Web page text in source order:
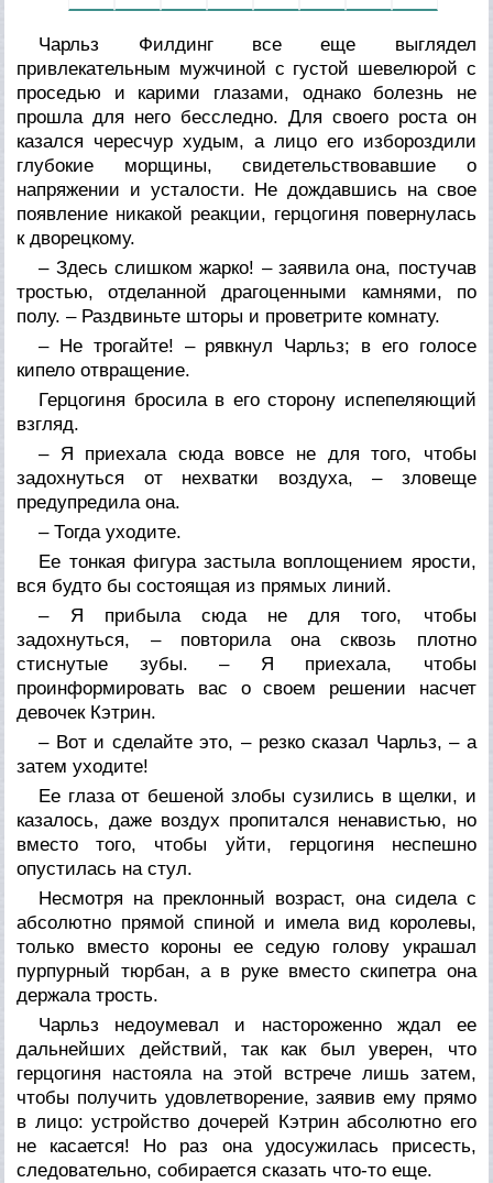
Чарльз Филдинг все еще выглядел
привлекательным мужчиной с густой шевелюрой с
проседью и карими глазами, однако болезнь не
прошла для него бесследно. Для своего роста он
казался чересчур худым, а лицо его избороздили
глубокие морщины, свидетельствовавшие о
напряжении и усталости. Не дождавшись на свое
появление никакой реакции, герцогиня повернулась
к дворецкому.
– Здесь слишком жарко! – заявила она, постучав
тростью, отделанной драгоценными камнями, по
полу. – Раздвиньте шторы и проветрите комнату.
– Не трогайте! – рявкнул Чарльз; в его голосе
кипело отвращение.
Герцогиня бросила в его сторону испепеляющий
взгляд.
– Я приехала сюда вовсе не для того, чтобы
задохнуться от нехватки воздуха, – зловеще
предупредила она.
– Тогда уходите.
Ее тонкая фигура застыла воплощением ярости,
вся будто бы состоящая из прямых линий.
– Я прибыла сюда не для того, чтобы
задохнуться, – повторила она сквозь плотно
стиснутые зубы. – Я приехала, чтобы
проинформировать вас о своем решении насчет
девочек Кэтрин.
– Вот и сделайте это, – резко сказал Чарльз, – а
затем уходите!
Ее глаза от бешеной злобы сузились в щелки, и
казалось, даже воздух пропитался ненавистью, но
вместо того, чтобы уйти, герцогиня неспешно
опустилась на стул.
Несмотря на преклонный возраст, она сидела с
абсолютно прямой спиной и имела вид королевы,
только вместо короны ее седую голову украшал
пурпурный тюрбан, а в руке вместо скипетра она
держала трость.
Чарльз недоумевал и настороженно ждал ее
дальнейших действий, так как был уверен, что
герцогиня настояла на этой встрече лишь затем,
чтобы получить удовлетворение, заявив ему прямо
в лицо: устройство дочерей Кэтрин абсолютно его
не касается! Но раз она удосужилась присесть,
следовательно, собирается сказать что-то еще.